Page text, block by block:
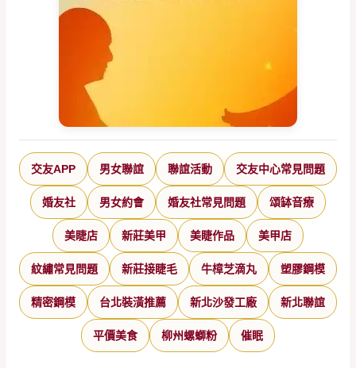
交友APP 男女聯誼 聯誼活動 交友中心常見問題
婚友社 男女約會 婚友社常見問題 頌缽音療
美睫店 新莊美甲 美睫作品 美甲店
紋繡常見問題 新莊接睫毛 牛樟芝滴丸 塑膠鋼模
精密鋼模 台北裝潢推薦 新北沙發工廠 新北聯誼
平價美食 柳州螺螄粉 催眠